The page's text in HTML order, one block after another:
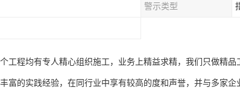
警示类型
工程均有专人精心组织施工，业务上精益求精，我们只做精
富的实践经验，在同行业中享有较高的度和声誉，并与多家